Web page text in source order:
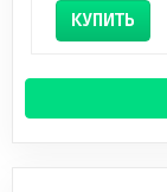
КУПИТЬ